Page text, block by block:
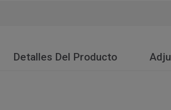
Detalles Del Producto